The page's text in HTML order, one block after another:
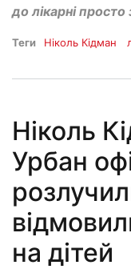
до лікарні просто
Теги Ніколь Кідман
Ніколь
Урбан
на дітей